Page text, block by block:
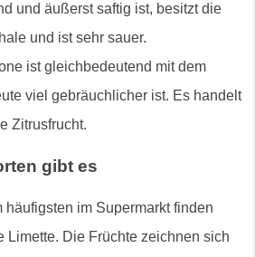
und äußerst saftig ist, besitzt die
und ist sehr sauer.
ist gleichbedeutend mit dem
viel gebräuchlicher ist. Es handelt
Zitrusfrucht.
gibt es
häufigsten im Supermarkt finden
Limette. Die Früchte zeichnen sich